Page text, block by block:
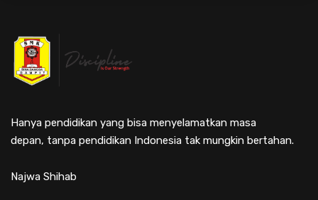
Hanya pendidikan yang bisa menyelamatkan masa
depan, tanpa pendidikan Indonesia tak mungkin bertahan.
Najwa Shihab